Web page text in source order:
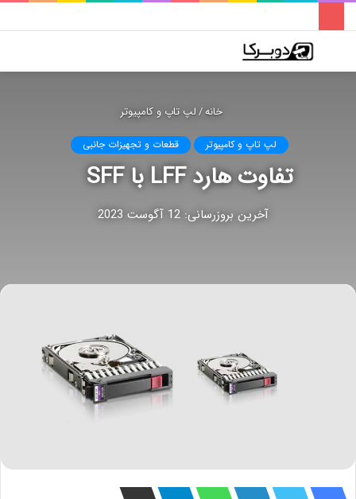
پوسته
فهرست
خانه/لپ تاپ و کامپیوتر
لپ تاپ و کامپیوتر قطعات و تجهیزات جانبی
تفاوت هارد LFF با SFF
آخرین بروزرسانی: 12 آگوست 2023